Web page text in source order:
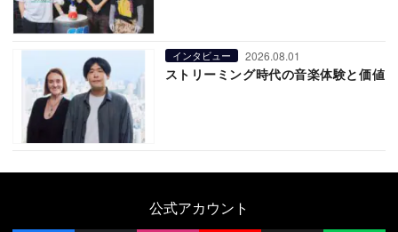
インタビュー 2026.08.01
ストリーミング時代の音楽体験と価値
公式アカウント